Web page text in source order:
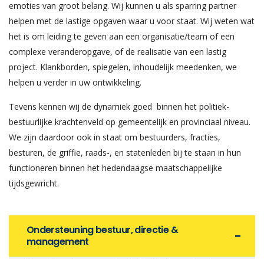
emoties van groot belang. Wij kunnen u als sparring partner
helpen met de lastige opgaven waar u voor staat. Wij weten wat
het is om leiding te geven aan een organisatie/team of een
complexe veranderopgave, of de realisatie van een lastig
project. Klankborden, spiegelen, inhoudelijk meedenken, we
helpen u verder in uw ontwikkeling.
Tevens kennen wij de dynamiek goed binnen het politiek-
bestuurlijke krachtenveld op gemeentelijk en provinciaal niveau.
We zijn daardoor ook in staat om bestuurders, fracties,
besturen, de griffie, raads-, en statenleden bij te staan in hun
functioneren binnen het hedendaagse maatschappelijke
tijdsgewricht.
Ondersteuning bestuur, directie &
management